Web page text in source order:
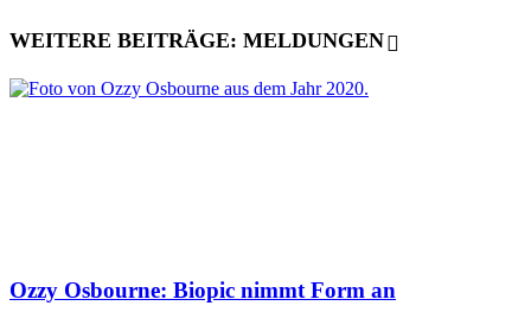
WEITERE BEITRÄGE: MELDUNGEN
Ozzy Osbourne: Biopic nimmt Form an